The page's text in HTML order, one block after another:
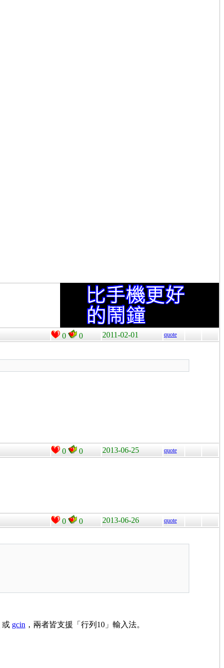
0 0 2011-02-01 quote
0 0 2013-06-25 quote
0 0 2013-06-26 quote
或 gcin ，兩者皆支援「行列10」輸入法。